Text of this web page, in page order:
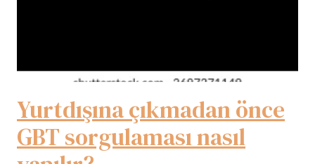
Yurtdışına çıkmadan önce
GBT sorgulaması nasıl